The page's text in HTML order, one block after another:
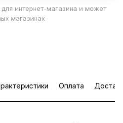
интернет-магазина и может
магазинах
Оплата